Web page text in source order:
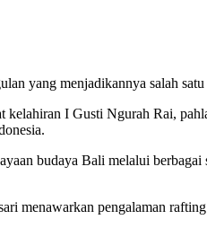
yang menjadikannya salah
kelahiran I Gusti Ngurah Rai,
budaya Bali melalui
menawarkan pengalaman